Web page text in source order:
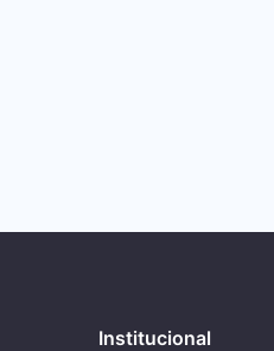
Institucional